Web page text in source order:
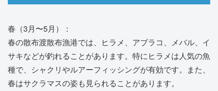
春（3月〜5月）：
春の散布渡散布漁港では、ヒラメ、アブラコ、メバル、イ
サキなどが釣れることがあります。特にヒラメは人気の魚
種で、シャクリやルアーフィッシングが有効です。また、
春はサクラマスの姿も見られることがあります。